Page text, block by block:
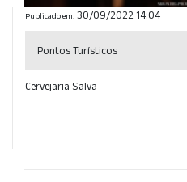
Publicado em: 30/09/2022 14:04
Pontos Turísticos
Cervejaria Salva